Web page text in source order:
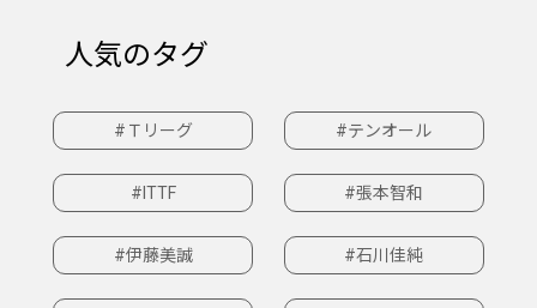
人気のタグ
#Ｔリーグ #テンオール
#ITTF #張本智和
#伊藤美誠 #石川佳純